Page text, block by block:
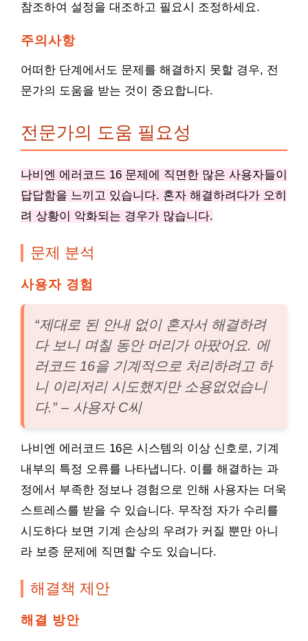
참조하여 설정을 대조하고 필요시 조정하세요.
주의사항
어떠한 단계에서도 문제를 해결하지 못할 경우, 전
문가의 도움을 받는 것이 중요합니다.
전문가의 도움 필요성
나비엔 에러코드 16 문제에 직면한 많은 사용자들이
답답함을 느끼고 있습니다. 혼자 해결하려다가 오히
려 상황이 악화되는 경우가 많습니다.
문제 분석
사용자 경험
“제대로 된 안내 없이 혼자서 해결하려
다 보니 며칠 동안 머리가 아팠어요. 에
러코드 16을 기계적으로 처리하려고 하
니 이리저리 시도했지만 소용없었습니
다.” – 사용자 C씨
나비엔 에러코드 16은 시스템의 이상 신호로, 기계
내부의 특정 오류를 나타냅니다. 이를 해결하는 과
정에서 부족한 정보나 경험으로 인해 사용자는 더욱
스트레스를 받을 수 있습니다. 무작정 자가 수리를
시도하다 보면 기계 손상의 우려가 커질 뿐만 아니
라 보증 문제에 직면할 수도 있습니다.
해결책 제안
해결 방안